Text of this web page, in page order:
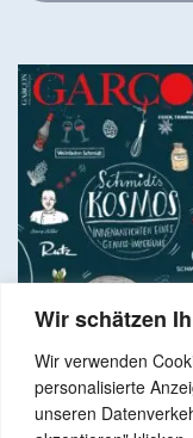
Wir schätzen
Wir verwenden
personalisierte
unseren